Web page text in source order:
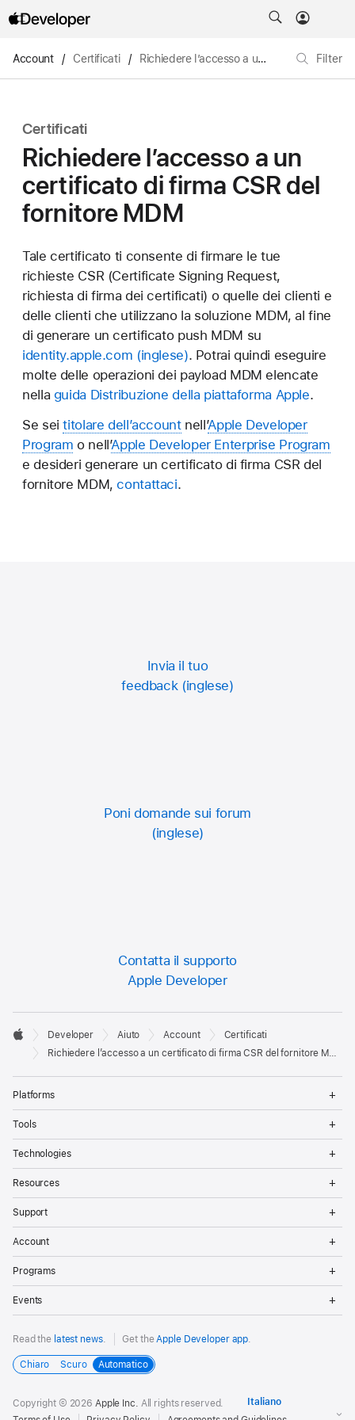
Account / Certificati / Richiedere l’accesso a un certificato di firma CSR del fornitore MDM Filter
Certificati
Richiedere l’accesso a un
certificato di firma CSR del
fornitore MDM
Tale certificato ti consente di firmare le tue
richieste CSR (Certificate Signing Request,
richiesta di firma dei certificati) o quelle dei clienti e
delle clienti che utilizzano la soluzione MDM, al fine
di generare un certificato push MDM su
identity.apple.com
. Potrai quindi eseguire
molte delle operazioni dei payload MDM elencate
nella guida Distribuzione della piattaforma Apple.
Se seititolare dell’accountnell’Apple Developer
Program o nell’Apple Developer Enterprise Program
e desideri generare un certificato di firma CSR del
fornitore MDM, contattaci.
Invia il tuo
feedback
Poni domande sui forum
Contatta il supporto
Apple Developer
Developer
Footer

Apple
Developer Aiuto Account
Certificati
Richiedere l’accesso a un certificato di firma CSR del fornitore MDM
Platforms
Tools
Technologies
Resources
Support
Account
Programs
Events
Read the latest news. Get theApple Developer app.
Chiaro Scuro Automatico
Copyright © 2026 Apple Inc. All rights reserved.